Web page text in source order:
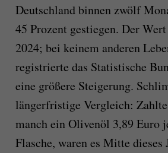
Deutschland binnen zwölf
45 Prozent gestiegen. Der
2024; bei keinem anderen
registrierte das Statistische
eine größere Steigerung.
längerfristige Vergleich:
manch ein Olivenöl 3,89
Flasche, waren es Mitte dieses